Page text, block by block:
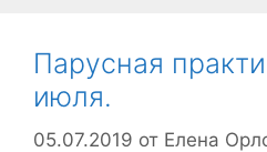
Парусная
июля.
05.07.2019 от Елена